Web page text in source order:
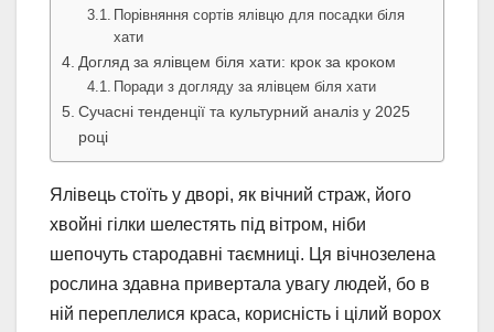
Порівняння сортів ялівцю для посадки біля
хати
Догляд за ялівцем біля хати: крок за кроком
Поради з догляду за ялівцем біля хати
Сучасні тенденції та культурний аналіз у 2025
році
Ялівець стоїть у дворі, як вічний страж, його
хвойні гілки шелестять під вітром, ніби
шепочуть стародавні таємниці. Ця вічнозелена
рослина здавна привертала увагу людей, бо в
ній переплелися краса, корисність і цілий ворох